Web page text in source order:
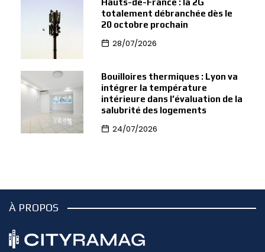
Hauts-de-France : la 2G
totalement débranchée dès le
20 octobre prochain
28/07/2026
Bouilloires thermiques : Lyon va
intégrer la température
intérieure dans l’évaluation de la
salubrité des logements
24/07/2026
À PROPOS